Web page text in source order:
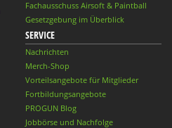
Fachausschuss Airsoft & Paintball
Gesetzgebung im Überblick
SERVICE
Nachrichten
Merch-Shop
Vorteilsangebote für Mitglieder
Fortbildungsangebote
PROGUN Blog
Jobbörse und Nachfolge